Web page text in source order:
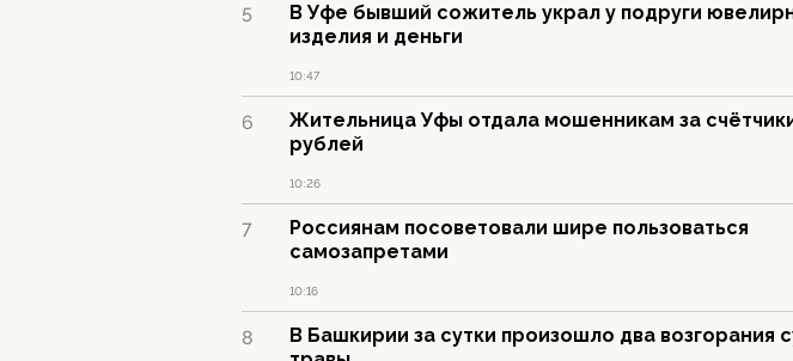
5
В Уфе бывший сожитель украл у подруги
изделия и деньги
10:47
6
Жительница Уфы отдала мошенникам за
рублей
10:26
7
Россиянам посоветовали шире пользоваться
самозапретами
10:16
8
В Башкирии за сутки произошло два возгорания